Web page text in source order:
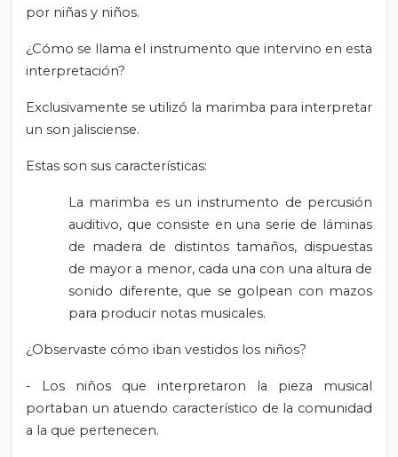
por niñas y niños.
¿Cómo se llama el instrumento que intervino en esta
interpretación?
Exclusivamente se utilizó la marimba para interpretar
un son jalisciense.
Estas son sus características:
La marimba es un instrumento de percusión
auditivo, que consiste en una serie de láminas
de madera de distintos tamaños, dispuestas
de mayor a menor, cada una con una altura de
sonido diferente, que se golpean con mazos
para producir notas musicales.
¿Observaste cómo iban vestidos los niños?
- Los niños que interpretaron la pieza musical
portaban un atuendo característico de la comunidad
a la que pertenecen.